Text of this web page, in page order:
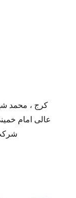
کرج ، محمد
عالی امام